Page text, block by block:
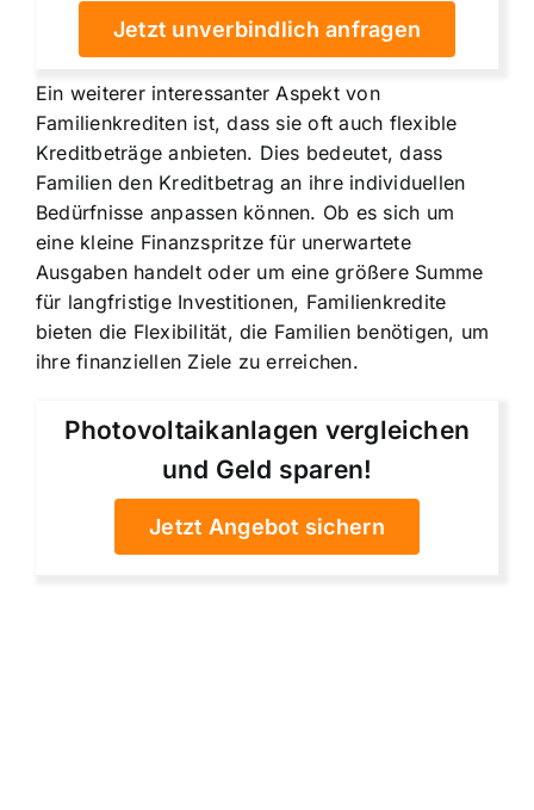
Jetzt unverbindlich anfragen
Ein weiterer interessanter Aspekt von
Familienkrediten ist, dass sie oft auch flexible
Kreditbeträge anbieten. Dies bedeutet, dass
Familien den Kreditbetrag an ihre individuellen
Bedürfnisse anpassen können. Ob es sich um
eine kleine Finanzspritze für unerwartete
Ausgaben handelt oder um eine größere Summe
für langfristige Investitionen, Familienkredite
bieten die Flexibilität, die Familien benötigen, um
ihre finanziellen Ziele zu erreichen.
Photovoltaikanlagen vergleichen
und Geld sparen!
Jetzt Angebot sichern